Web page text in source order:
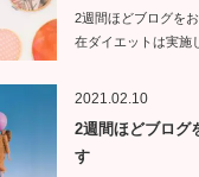
2週間ほどブログを
在ダイエットは実施
2021.02.10
2週間ほどブログ
す